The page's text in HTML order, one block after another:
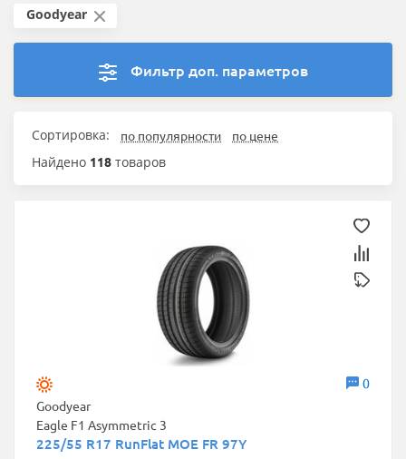
Goodyear
Фильтр доп. параметров
Сортировка: по популярности по цене
Найдено 118 товаров
0
Goodyear
Eagle F1 Asymmetric 3
225/55 R17 RunFlat MOE FR 97Y